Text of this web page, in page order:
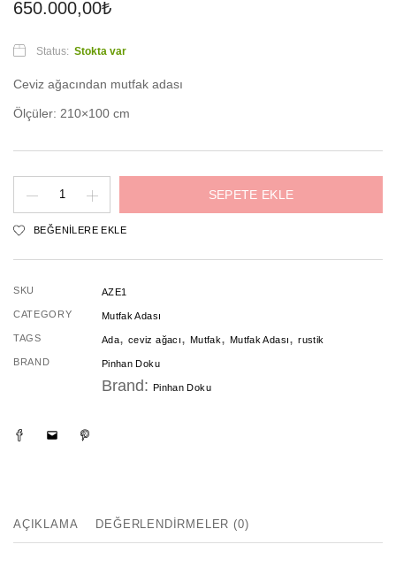
650.000,00₺
Status: Stokta var
Ceviz ağacından mutfak adası
Ölçüler: 210×100 cm
Mutfak
SEPETE EKLE
BEĞENILERE EKLE
SKU AZE1
CATEGORY Mutfak Adası
TAGS Ada,ceviz ağacı, Mutfak,Mutfak Adası,rustik
BRAND Pinhan Doku
Brand: Pinhan Doku
AÇIKLAMA DEĞERLENDIRMELER (0)